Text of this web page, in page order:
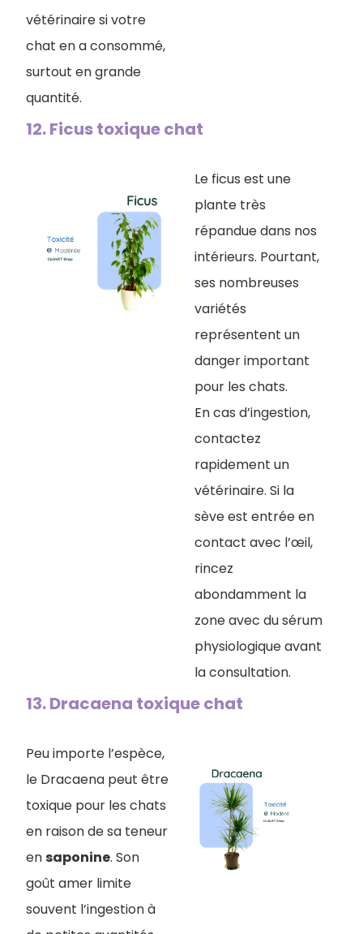
vétérinaire si votre
chat en a consommé,
surtout en grande
quantité.
12. Ficus toxique chat
Le ficus est une
plante très
répandue dans nos
intérieurs. Pourtant,
ses nombreuses
variétés
représentent un
danger important
pour les chats.
En cas d’ingestion,
contactez
rapidement un
vétérinaire. Si la
sève est entrée en
contact avec l’œil,
rincez
abondamment la
zone avec du sérum
physiologique avant
la consultation.
13. Dracaena toxique chat
Peu importe l’espèce,
le Dracaena peut être
toxique pour les chats
en raison de sa teneur
ensaponine. Son
goût amer limite
souvent l’ingestion à